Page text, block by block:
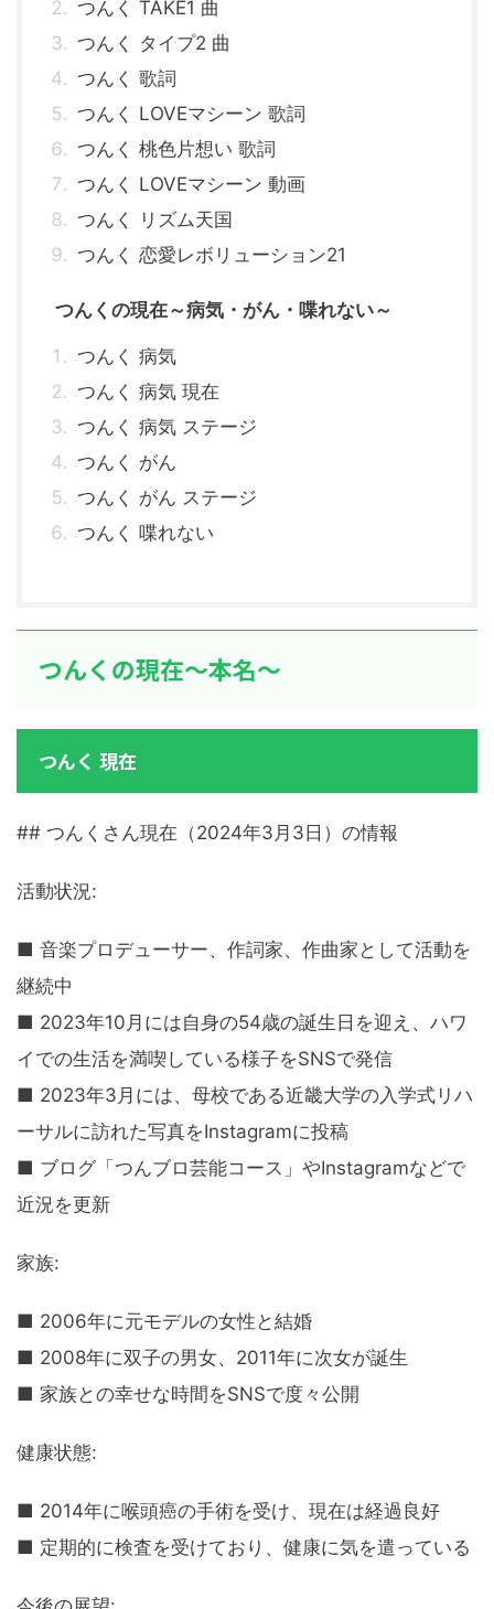
つんく TAKE1 曲
つんく タイプ2 曲
つんく 歌詞
つんく LOVEマシーン 歌詞
つんく 桃色片想い 歌詞
つんく LOVEマシーン 動画
つんく リズム天国
つんく 恋愛レボリューション21
つんくの現在～病気・がん・喋れない～
つんく 病気
つんく 病気 現在
つんく 病気 ステージ
つんく がん
つんく がん ステージ
つんく 喋れない
つんくの現在～本名～
つんく 現在
## つんくさん現在（2024年3月3日）の情報
活動状況:
■ 音楽プロデューサー、作詞家、作曲家として活動を
継続中
■ 2023年10月には自身の54歳の誕生日を迎え、ハワ
イでの生活を満喫している様子をSNSで発信
■ 2023年3月には、母校である近畿大学の入学式リハ
ーサルに訪れた写真をInstagramに投稿
■ ブログ「つんブロ芸能コース」やInstagramなどで
近況を更新
家族:
■ 2006年に元モデルの女性と結婚
■ 2008年に双子の男女、2011年に次女が誕生
■ 家族との幸せな時間をSNSで度々公開
健康状態:
■ 2014年に喉頭癌の手術を受け、現在は経過良好
■ 定期的に検査を受けており、健康に気を遣っている